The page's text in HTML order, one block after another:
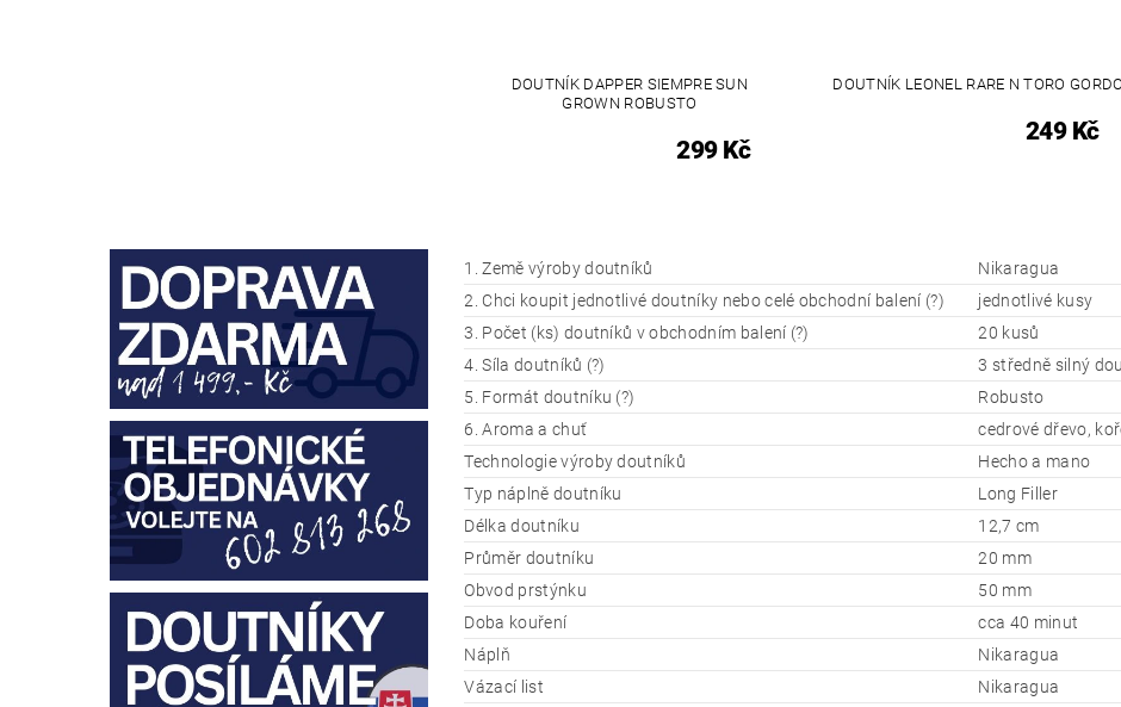
DOUTNÍK DAPPER SIEMPRE SUN
GROWN ROBUSTO
299 Kč
DOUTNÍK LEONEL RARE N TORO GORDO
249 Kč
1. Země výroby doutníků
Nikaragua
2. Chci koupit jednotlivé doutníky nebo celé obchodní balení (?)
jednotlivé kusy
3. Počet (ks) doutníků v obchodním balení (?)
20 kusů
4. Síla doutníků (?)
3 středně silný
5. Formát doutníku (?)
Robusto
6. Aroma a chuť
cedrové dřevo,
Technologie výroby doutníků
Hecho a mano
Typ náplně doutníku
Long Filler
Délka doutníku
12,7 cm
Průměr doutníku
20 mm
Obvod prstýnku
50 mm
Doba kouření
cca 40 minut
Náplň
Nikaragua
Vázací list
Nikaragua